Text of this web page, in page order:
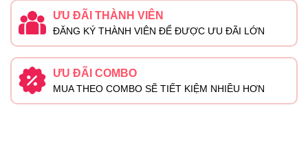
ƯU ĐÃI THÀNH VIÊN
ĐĂNG KÝ THÀNH VIÊN ĐỂ ĐƯỢC ƯU ĐÃI LỚN
ƯU ĐÃI COMBO
MUA THEO COMBO SẼ TIẾT KIỆM NHIỀU HƠN